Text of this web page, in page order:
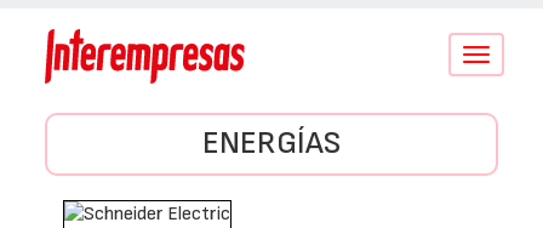
Conmutar
ENERGÍAS